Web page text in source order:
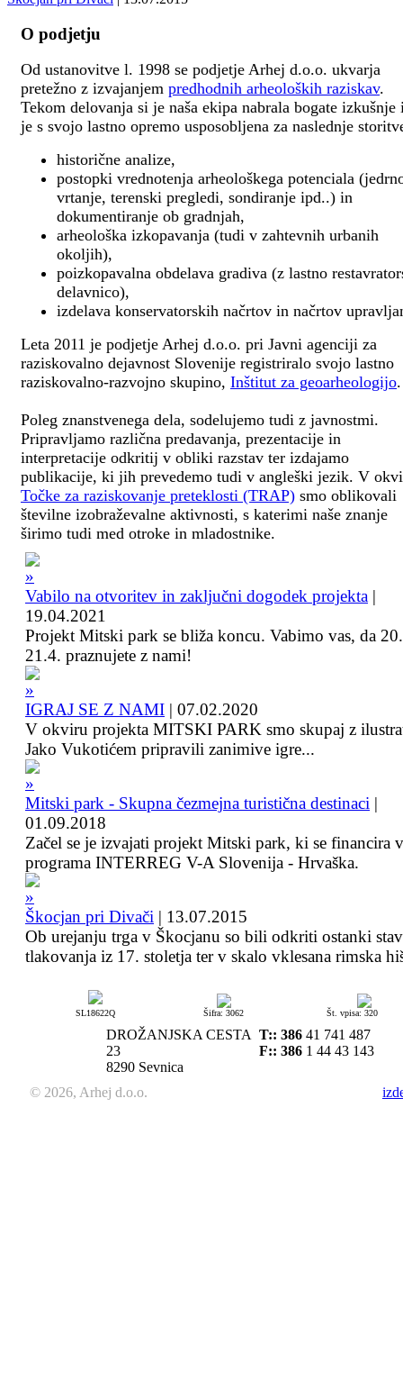
O podjetju
Od ustanovitve l. 1998 se podjetje Arhej d.o.o. ukvarja
pretežno z izvajanjem predhodnih arheoloških raziskav.
Tekom delovanja si je naša ekipa nabrala bogate izkušnje
je s svojo lastno opremo usposobljena za naslednje
historične analize,
postopki vrednotenja arheološkega potenciala
vrtanje, terenski pregledi, sondiranje ipd..) in
dokumentiranje ob gradnjah,
arheološka izkopavanja (tudi v zahtevnih urbanih
okoljih),
poizkopavalna obdelava gradiva (z lastno
delavnico),
izdelava konservatorskih načrtov in načrtov
Leta 2011 je podjetje Arhej d.o.o. pri Javni agenciji za
raziskovalno dejavnost Slovenije registriralo svojo lastno
raziskovalno-razvojno skupino, Inštitut za geoarheologijo.
Poleg znanstvenega dela, sodelujemo tudi z javnostmi.
Pripravljamo različna predavanja, prezentacije in
interpretacije odkritij v obliki razstav ter izdajamo
publikacije, ki jih prevedemo tudi v angleški jezik. V
Točke za raziskovanje preteklosti (TRAP) smo oblikovali
številne izobraževalne aktivnosti, s katerimi naše znanje
širimo tudi med otroke in mladostnike.
Vabilo na otvoritev in zaključni dogodek projekta |
19.04.2021
Projekt Mitski park se bliža koncu. Vabimo vas, da
21.4. praznujete z nami!
IGRAJ SE Z NAMI | 07.02.2020
V okviru projekta MITSKI PARK smo skupaj z
Jako Vukotićem pripravili zanimive igre...
Mitski park - Skupna čezmejna turistična destinaci |
01.09.2018
Začel se je izvajati projekt Mitski park, ki se financira
programa INTERREG V-A Slovenija - Hrvaška.
Škocjan pri Divači | 13.07.2015
Ob urejanju trga v Škocjanu so bili odkriti ostanki
tlakovanja iz 17. stoletja ter v skalo vklesana rimska
SL18622Q Šifra: 3062 Št. vpisa: 320
DROŽANJSKA CESTA
23
8290 Sevnica
T:: 386 41 741 487
F:: 386 1 44 43 143
© 2026, Arhej d.o.o.